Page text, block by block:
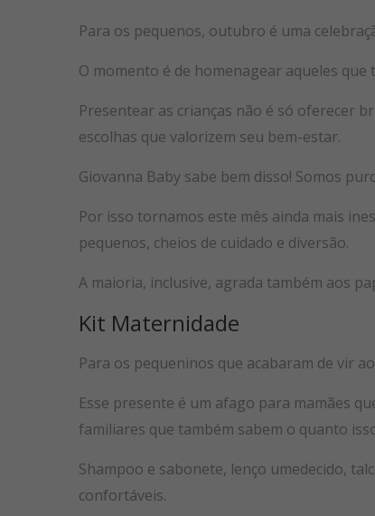
Para os pequenos, outubro é uma
O momento é de homenagear aqueles
Presentear as crianças não é só oferecer
escolhas que valorizem seu bem-estar.
Giovanna Baby sabe bem disso! Somos
Por isso tornamos este mês ainda mais
pequenos, cheios de cuidado e diversão.
A maioria, inclusive, agrada também aos
Kit Maternidade
Para os pequeninos que acabaram de vir
Esse presente é um afago para mamães
familiares que também sabem o quanto
Shampoo e sabonete, lenço umedecido,
confortáveis.